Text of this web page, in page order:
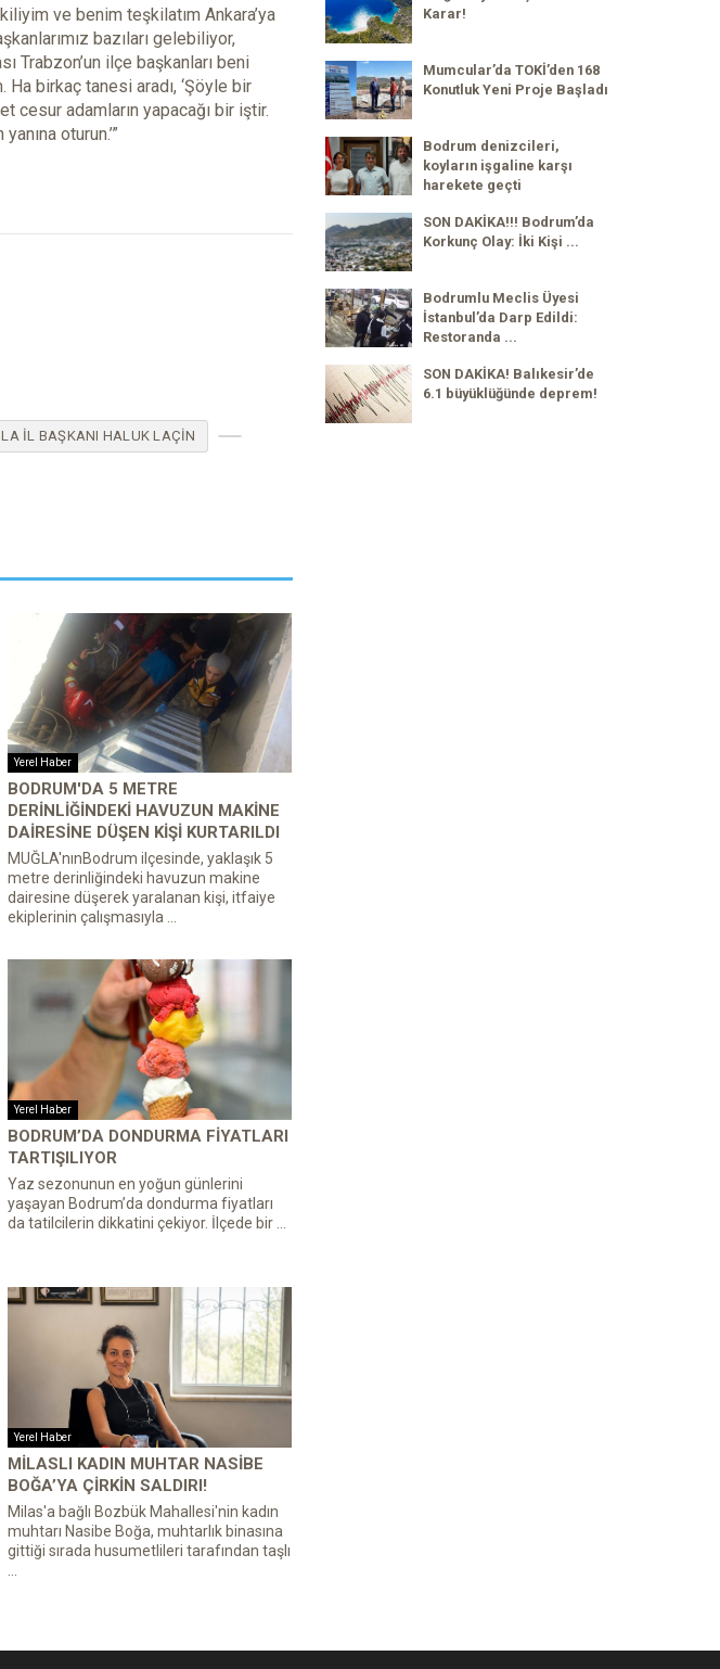
ve benim teşkilatım Ankara’ya
bazıları gelebiliyor,
Trabzon’un ilçe başkanları beni
birkaç tanesi aradı, ‘Şöyle bir
cesur adamların yapacağı bir iştir.
oturun.’”
İL BAŞKANI HALUK LAÇIN
Yerel Haber
BODRUM'DA 5 METRE
DERINLIĞINDEKI HAVUZUN MAKINE
DAIRESINE DÜŞEN KIŞI KURTARILDI
MUĞLA'nınBodrum ilçesinde, yaklaşık 5
metre derinliğindeki havuzun makine
dairesine düşerek yaralanan kişi, itfaiye
ekiplerinin çalışmasıyla ...
Yerel Haber
BODRUM’DA DONDURMA FIYATLARI
TARTIŞILIYOR
Yaz sezonunun en yoğun günlerini
yaşayan Bodrum’da dondurma fiyatları
da tatilcilerin dikkatini çekiyor. İlçede bir ...
Yerel Haber
MILASLI KADIN MUHTAR NASIBE
BOĞA’YA ÇIRKIN SALDIRI!
Milas'a bağlı Bozbük Mahallesi'nin kadın
muhtarı Nasibe Boğa, muhtarlık binasına
gittiği sırada husumetlileri tarafından taşlı
Karar!
Mumcular’da TOKİ’den 168
Konutluk Yeni Proje Başladı
Bodrum denizcileri,
koyların işgaline karşı
harekete geçti
SON DAKİKA!!! Bodrum’da
Korkunç Olay: İki Kişi ...
Bodrumlu Meclis Üyesi
İstanbul’da Darp Edildi:
Restoranda ...
SON DAKİKA! Balıkesir’de
6.1 büyüklüğünde deprem!